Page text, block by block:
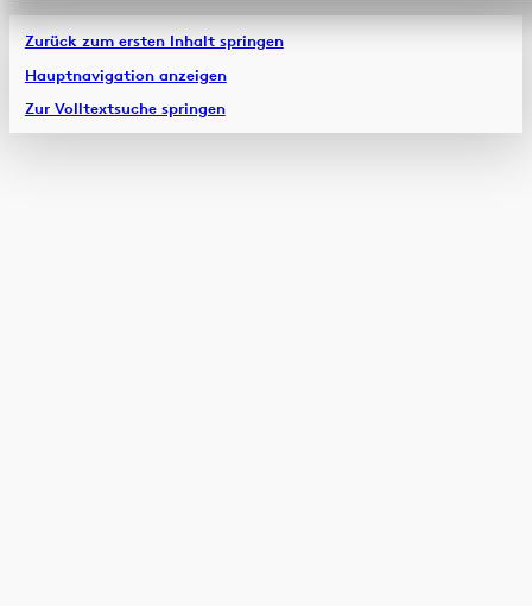
Zurück zum ersten Inhalt springen
Hauptnavigation anzeigen
Zur Volltextsuche springen